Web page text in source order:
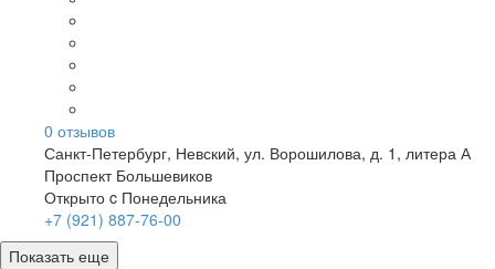
0 отзывов
Санкт-Петербург, Невский, ул. Ворошилова, д. 1, литера А
Проспект Большевиков
Открыто c Понедельника
+7 (921) 887-76-00
Показать еще